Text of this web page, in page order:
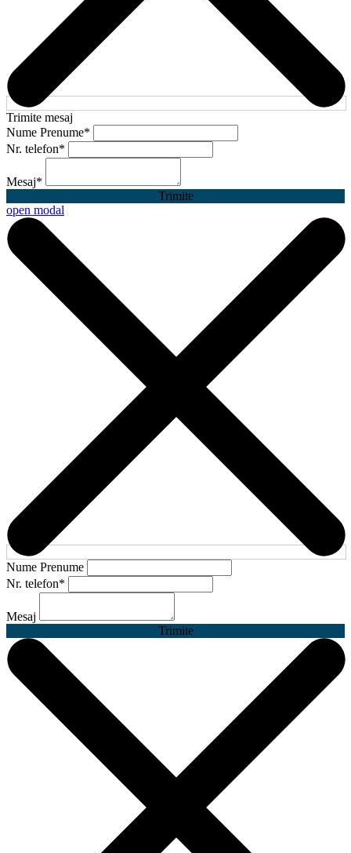
Trimite mesaj
Nume Prenume*
Nr. telefon*
Mesaj*
Trimite
open modal
Nume Prenume
Nr. telefon*
Mesaj
Trimite